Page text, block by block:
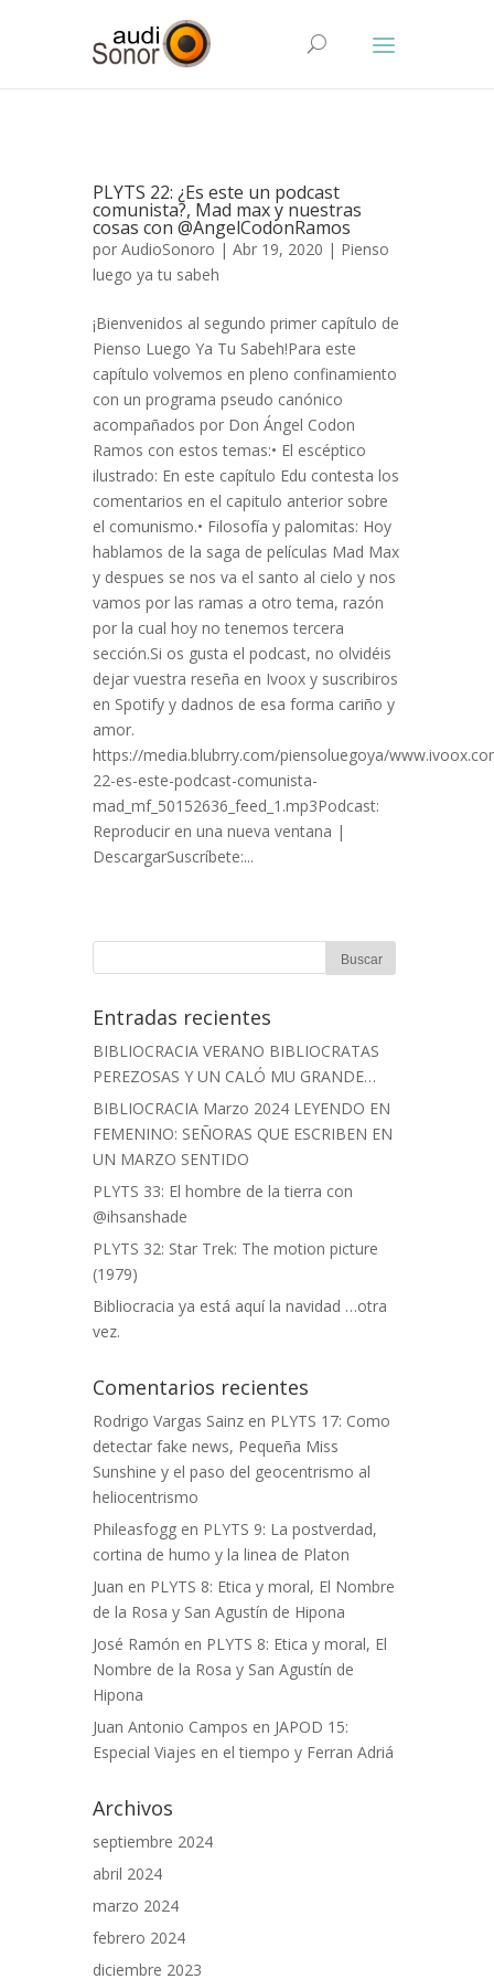
PLYTS 22: ¿Es este un podcast
comunista?, Mad max y nuestras
cosas con @AngelCodonRamos
por AudioSonoro | Abr 19, 2020 | Pienso
luego ya tu sabeh
¡Bienvenidos al segundo primer capítulo de
Pienso Luego Ya Tu Sabeh!Para este
capítulo volvemos en pleno confinamiento
con un programa pseudo canónico
acompañados por Don Ángel Codon
Ramos con estos temas:• El escéptico
ilustrado: En este capítulo Edu contesta los
comentarios en el capitulo anterior sobre
el comunismo.• Filosofía y palomitas: Hoy
hablamos de la saga de películas Mad Max
y despues se nos va el santo al cielo y nos
vamos por las ramas a otro tema, razón
por la cual hoy no tenemos tercera
sección.Si os gusta el podcast, no olvidéis
dejar vuestra reseña en Ivoox y suscribiros
en Spotify y dadnos de esa forma cariño y
amor.
https://media.blubrry.com/piensoluegoya/
22-es-este-podcast-comunista-
mad_mf_50152636_feed_1.mp3Podcast:
Reproducir en una nueva ventana |
DescargarSuscríbete:...
Entradas recientes
BIBLIOCRACIA VERANO BIBLIOCRATAS
PEREZOSAS Y UN CALÓ MU GRANDE…
BIBLIOCRACIA Marzo 2024 LEYENDO EN
FEMENINO: SEÑORAS QUE ESCRIBEN EN
UN MARZO SENTIDO
PLYTS 33: El hombre de la tierra con
@ihsanshade
PLYTS 32: Star Trek: The motion picture
(1979)
Bibliocracia ya está aquí la navidad …otra
vez.
Comentarios recientes
Rodrigo Vargas Sainz en PLYTS 17: Como
detectar fake news, Pequeña Miss
Sunshine y el paso del geocentrismo al
heliocentrismo
Phileasfogg en PLYTS 9: La postverdad,
cortina de humo y la linea de Platon
Juan en PLYTS 8: Etica y moral, El Nombre
de la Rosa y San Agustín de Hipona
José Ramón en PLYTS 8: Etica y moral, El
Nombre de la Rosa y San Agustín de
Hipona
Juan Antonio Campos en JAPOD 15:
Especial Viajes en el tiempo y Ferran Adriá
Archivos
septiembre 2024
abril 2024
marzo 2024
febrero 2024
diciembre 2023